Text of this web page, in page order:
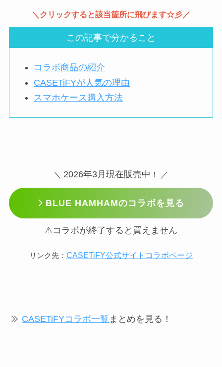
＼クリックすると該当箇所に飛びます☆彡／
この記事で分かること
コラボ商品の紹介
CASETiFYが人気の理由
スマホケース購入方法
＼ 2026年3月現在販売中 ！ ／
BLUE HAMHAMのコラボを見る
⚠コラボが終了すると買えません
リンク先： CASETiFY公式サイトコラボページ
CASETiFYコラボ一覧 まとめを見る！